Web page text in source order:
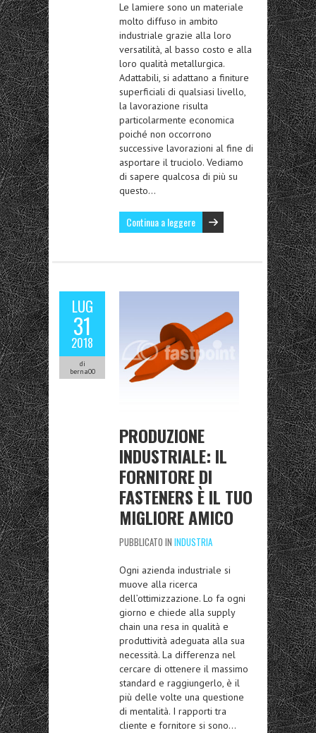
Le lamiere sono un materiale
molto diffuso in ambito
industriale grazie alla loro
versatilità, al basso costo e alla
loro qualità metallurgica.
Adattabili, si adattano a finiture
superficiali di qualsiasi livello,
la lavorazione risulta
particolarmente economica
poiché non occorrono
successive lavorazioni al fine di
asportare il truciolo. Vediamo
di sapere qualcosa di più su
questo…
Continua a leggere
LUG
31
2018
di
berna00
PRODUZIONE
INDUSTRIALE: IL
FORNITORE DI
FASTENERS È IL TUO
MIGLIORE AMICO
PUBBLICATO IN INDUSTRIA
Ogni azienda industriale si
muove alla ricerca
dell’ottimizzazione. Lo fa ogni
giorno e chiede alla supply
chain una resa in qualità e
produttività adeguata alla sua
necessità. La differenza nel
cercare di ottenere il massimo
standard e raggiungerlo, è il
più delle volte una questione
di mentalità. I rapporti tra
cliente e fornitore si sono…